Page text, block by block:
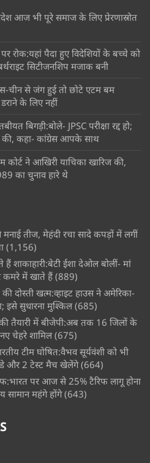
आज भी पूरे समाज के लिए प्रेरणास्रोत
पर रोक:यहां पैदा हुए विदेशियों के बच्चे को
सिटीजनशिप मजाक बनी
चीन से जंग हुई तो छोटे एटम बम
के लिए नहीं
बिगड़ी:बोले- JPSC परीक्षा रद्द हो;
की, कहा- कांग्रेस आपके साथ
कोर्ट ने आखिरी याचिका खारिज की,
का चुनाव हारे थे
तीज, मेहंदी रचा सादे कपड़ों में लगीं
(1,156)
हैं शाकाहारी:बेटी ईशा देओल बोलीं- मां
कमरे में खाते हैं (889)
दोस्ती खत्म:व्हाइट हाउस ने अमेरिका-
इसे सुधारना मुश्किल (685)
तैयारी में बीजेपी:अब तक 16 जिलों के
चेहरे शामिल (675)
टीम घोषित:वैभव सूर्यवंशी को भी
और 2 टेस्ट मैच खेलेंगे (664)
पर आज से 25% टैरिफ लागू होना
सामान महंगे होंगे (643)